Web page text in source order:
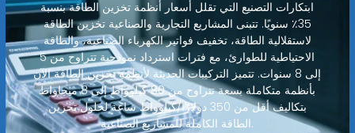
ابتكارات التصنيع التي تقلل أسعار أنظمة تخزين الطاقة بنسبة
35٪ سنويًا. تتبنى المشاريع التجارية والصناعية تخزين الطاقة
لاستقلالية الطاقة، تخفيف فواتير الكهرباء الصناعية، والطاقة
الاحتياطية للطوارئ، مع فترات استرداد نموذجية تتراوح من 5
إلى 8 سنوات. تتميز التركيبات الحديثة لأنظمة تخزين الطاقة الآن
بأنظمة متكاملة بسعة تتراوح من 80 كيلوواط إلى 8 ميجاواط
بتكاليف أقل من 350 دولارًا/كيلوواط ساعة لحلول تخزين
الطاقة الكاملة للمشاريع الصناعية.